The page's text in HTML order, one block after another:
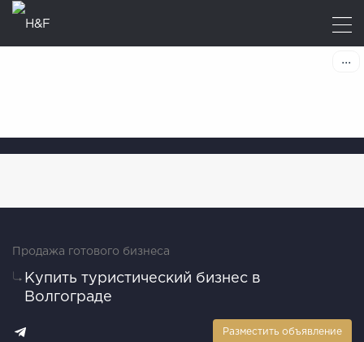
Продажа готового бизнеса
Купить туристический бизнес в
Волгограде
Разместить объявление